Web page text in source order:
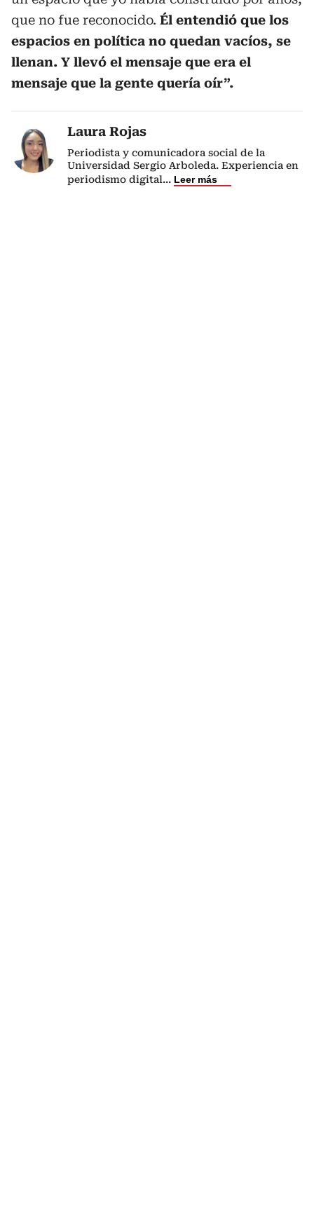
que no fue reconocido. Él entendió que los
espacios en política no quedan vacíos, se
llenan. Y llevó el mensaje que era el
mensaje que la gente quería oír”.
Laura Rojas
Periodista y comunicadora social de la
Universidad Sergio Arboleda. Experiencia en
periodismo digital... Leer más